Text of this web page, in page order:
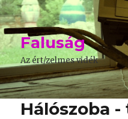
Faluság
Az ért/zelmes vidék
Hálószoba